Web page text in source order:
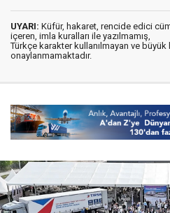
UYARI: Küfür, hakaret, rencide edici
içeren, imla kuralları ile yazılmamış,
Türkçe karakter kullanılmayan ve büyük
onaylanmamaktadır.